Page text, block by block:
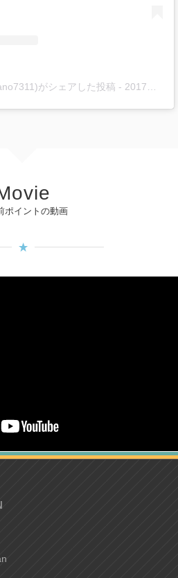
がシェアした投稿 - 2017年10月月28日午後6時10分PDT
ポイントの動画